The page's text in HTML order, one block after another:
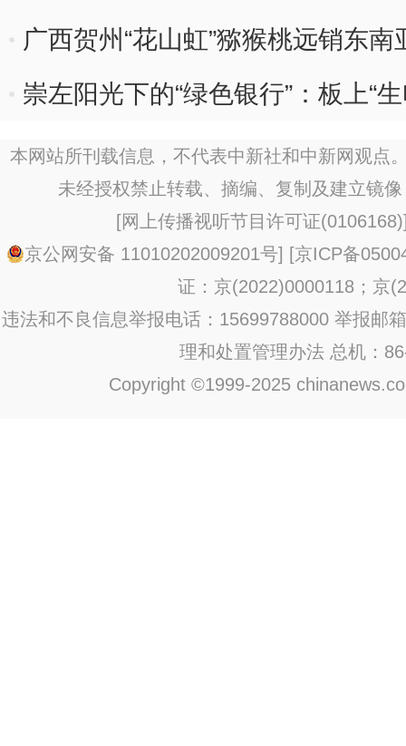
广西贺州“花山虹”猕猴桃远销东南
崇左阳光下的“绿色银行”：板上“生
本网站所刊载信息，不代表中新社和中新网观点
未经授权禁止转载、摘编、复制及建立镜
[网上传播视听节目许可证(0106168)
京公网安备 11010202009201号] [京ICP备
证：京(2022)0000118；京
违法和不良信息举报电话：15699788000 举报邮
理和处置管理办法 总机：
Copyright ©1999-2025